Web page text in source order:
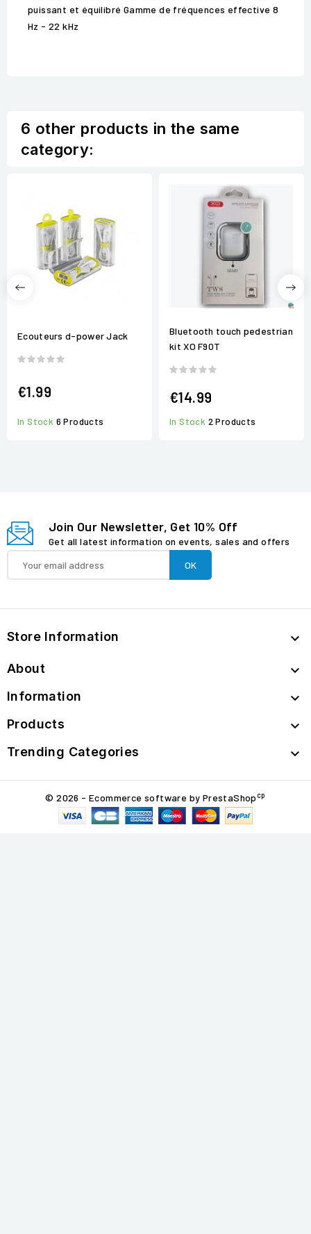
puissant et équilibré Gamme de fréquences effective 8
Hz - 22 kHz
6 other products in the same
category:
Ecouteurs d-power Jack
€1.99
In Stock 6 Products
Bluetooth touch pedestrian
kit XO F90T
€14.99
In Stock 2 Products
Join Our Newsletter, Get 10% Off
Get all latest information on events, sales and offers
Store Information 
About 
Information 
Products 
Trending Categories 
© 2026 - Ecommerce software by PrestaShop cp